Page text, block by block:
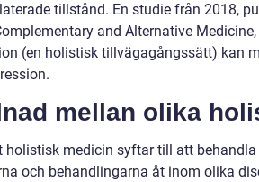
tillstånd. En studie från 2018,
and Alternative
(en holistisk tillvägagångssätt) kan
mellan olika
holistisk medicin syftar till att
och behandlingarna åt inom olika